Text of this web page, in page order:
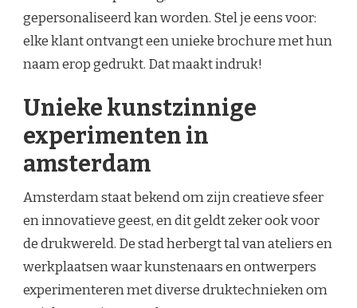
gepersonaliseerd kan worden. Stel je eens voor:
elke klant ontvangt een unieke brochure met hun
naam erop gedrukt. Dat maakt indruk!
Unieke kunstzinnige
experimenten in
amsterdam
Amsterdam staat bekend om zijn creatieve sfeer
en innovatieve geest, en dit geldt zeker ook voor
de drukwereld. De stad herbergt tal van ateliers en
werkplaatsen waar kunstenaars en ontwerpers
experimenteren met diverse druktechnieken om